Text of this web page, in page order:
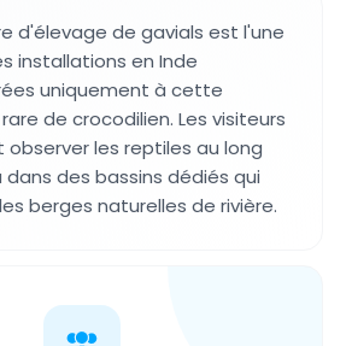
d'élevage de gavials est l'une
installations en Inde
uniquement à cette
de crocodilien. Les visiteurs
observer les reptiles au long
dans des bassins dédiés qui
berges naturelles de rivière.